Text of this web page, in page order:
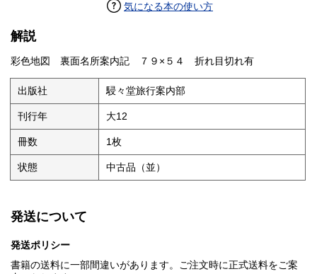
気になる本の使い方
解説
彩色地図 裏面名所案内記 ７９×５４ 折れ目切れ有
出版社 駸々堂旅行案内部
刊行年 大12
冊数 1枚
状態 中古品（並）
発送について
発送ポリシー
書籍の送料に一部間違いがあります。ご注文時に正式送料をご案